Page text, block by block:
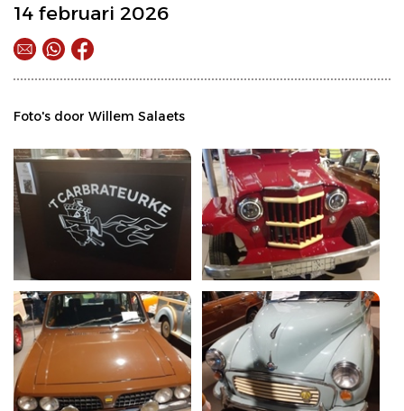
14 februari 2026
Foto's door Willem Salaets